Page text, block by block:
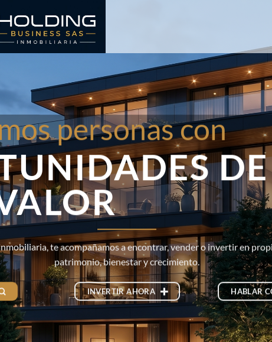
personas con
DE
te acompañamos a encontrar, vender o invertir en
patrimonio, bienestar y crecimiento.
INVERTIR AHORA HABLAR